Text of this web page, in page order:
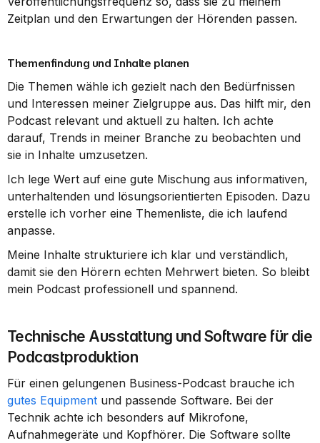
Zeitplan und den Erwartungen der Hörenden passen.
Themenfindung und Inhalte planen
Die Themen wähle ich gezielt nach den Bedürfnissen
und Interessen meiner Zielgruppe aus. Das hilft mir, den
Podcast relevant und aktuell zu halten. Ich achte
darauf, Trends in meiner Branche zu beobachten und
sie in Inhalte umzusetzen.
Ich lege Wert auf eine gute Mischung aus informativen,
unterhaltenden und lösungsorientierten Episoden. Dazu
erstelle ich vorher eine Themenliste, die ich laufend
anpasse.
Meine Inhalte strukturiere ich klar und verständlich,
damit sie den Hörern echten Mehrwert bieten. So bleibt
mein Podcast professionell und spannend.
Technische Ausstattung und Software für die
Podcastproduktion
gutes Equipment und passende Software. Bei der
Technik achte ich besonders auf Mikrofone,
Aufnahmegeräte und Kopfhörer. Die Software sollte